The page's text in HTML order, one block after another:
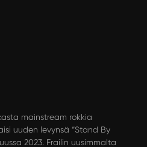
mainstream rokkia
uuden levynsä “Stand By
2023. Frailin uusimmalta